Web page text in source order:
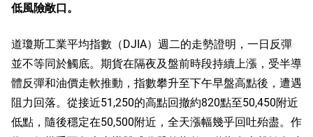
低風險敞口。
道瓊斯工業平均指數（DJIA）週二的走勢證明，一日反彈
並不等同於觸底。期貨在隔夜及盤前時段持續上漲，受半導
體反彈和油價走軟推動，指數攀升至下午早盤高點後，遭遇
阻力回落。從接近51,250的高點回撤約820點至50,450附近
低點，隨後穩定在50,500附近，全天漲幅幾乎回吐殆盡。作